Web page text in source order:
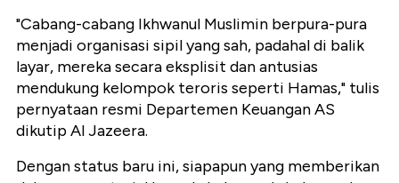
"Cabang-cabang Ikhwanul Muslimin berpura-pura
menjadi organisasi sipil yang sah, padahal di balik
layar, mereka secara eksplisit dan antusias
mendukung kelompok teroris seperti Hamas," tulis
pernyataan resmi Departemen Keuangan AS
dikutip Al Jazeera.
Dengan status baru ini, siapapun yang memberikan